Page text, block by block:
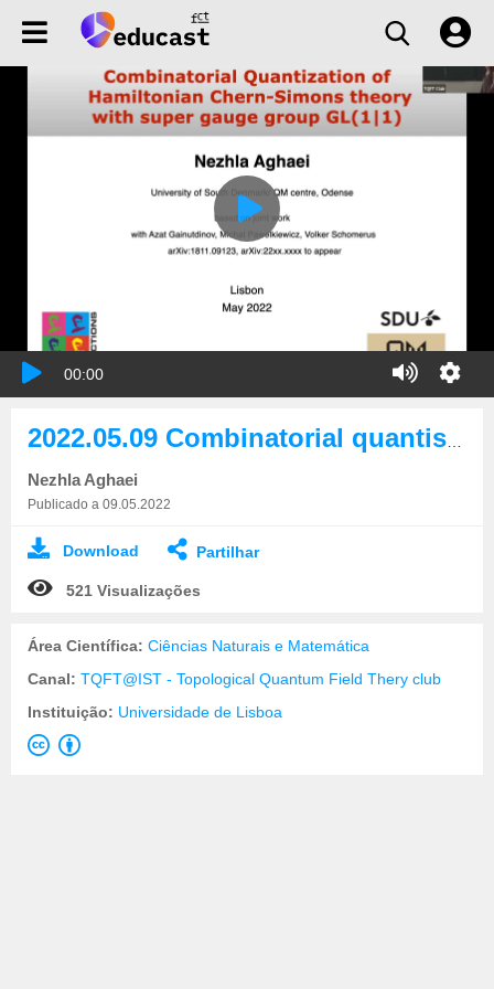
00:00
Nezhla Aghaei
Publicado a 09.05.2022
Download Partilhar
521 Visualizações
Área Científica: Ciências Naturais e Matemática
Canal: TQFT@IST - Topological Quantum Field Thery club
Instituição: Universidade de Lisboa